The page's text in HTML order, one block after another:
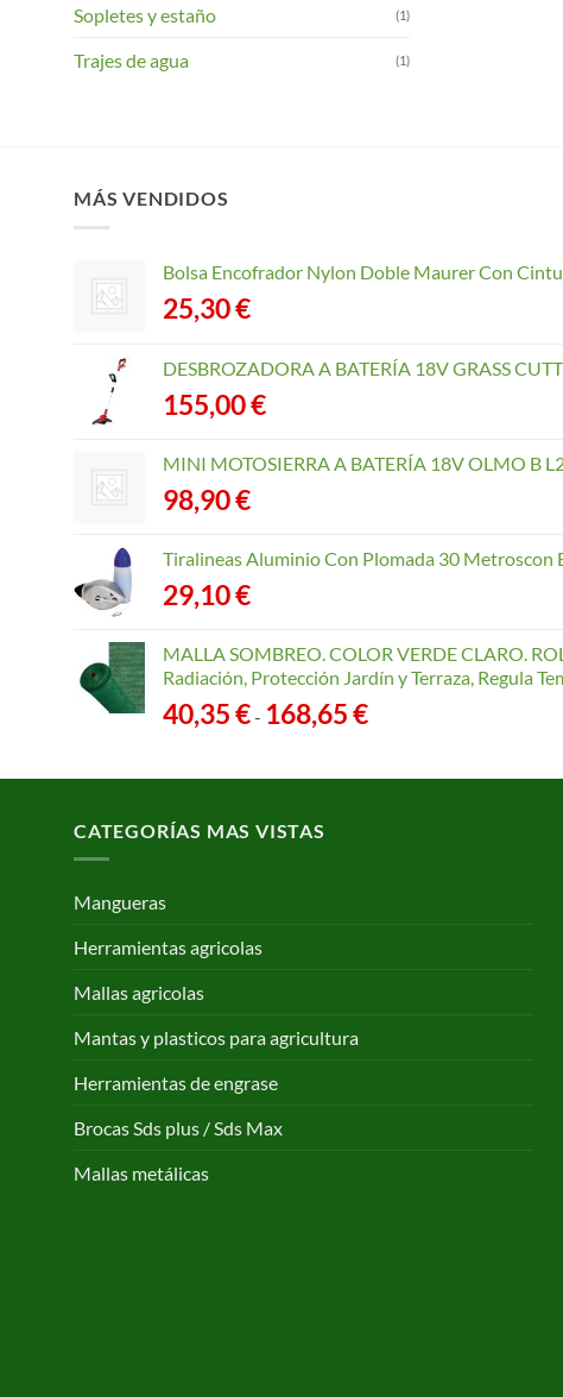
Sopletes y estaño (1)
Trajes de agua (1)
MÁS VENDIDOS
Bolsa Encofrador Nylon Doble Maurer Con
25,30€
DESBROZADORA A BATERÍA 18V GRASS
155,00€
MINI MOTOSIERRA A BATERÍA 18V OLMO B
98,90€
Tiralineas Aluminio Con Plomada 30 Metroscon
29,10€
MALLA SOMBREO. COLOR VERDE CLARO.
Radiación, Protección Jardín y Terraza, Regula
40,35€- 168,65€Rango
desde
CATEGORÍAS MAS VISTAS
Mangueras
Herramientas agricolas
Mallas agricolas
Mantas y plasticos para agricultura
Herramientas de engrase
Brocas Sds plus / Sds Max
Mallas metálicas